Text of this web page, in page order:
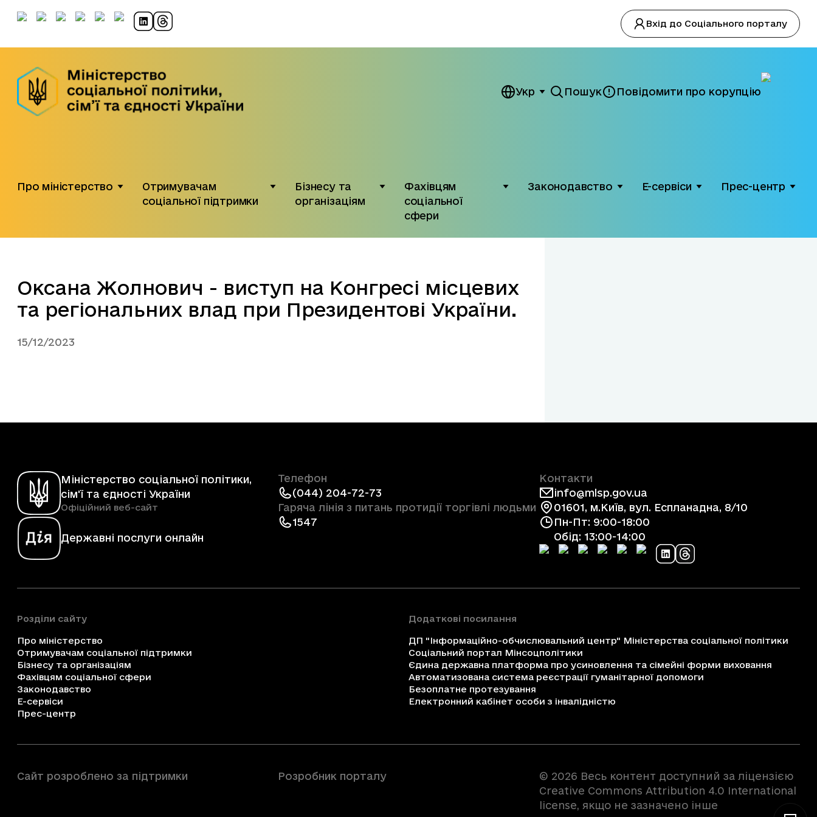
Вхід до Соціального порталу
Укр Пошук Повідомити про корупцію
Про міністерство
Отримувачам
соціальної підтримки
Бізнесу та
організаціям
Фахівцям
соціальної
сфери
Законодавство Е-сервіси Прес-центр
Оксана Жолнович - виступ на Конгресі місцевих
та регіональних влад при Президентові України.
15/12/2023
Міністерство соціальної політики,
сім'ї та єдності України
Офіційний веб-сайт
Державні послуги онлайн
Телефон
(044) 204-72-73
Гаряча лінія з питань протидії торгівлі людьми
1547
Контакти
info@mlsp.gov.ua
01601, м.Київ, вул. Еспланадна, 8/10
Пн-Пт: 9:00-18:00
Обід: 13:00-14:00
Розділи сайту
Про міністерство
Отримувачам соціальної підтримки
Бізнесу та організаціям
Фахівцям соціальної сфери
Законодавство
Е-сервіси
Прес-центр
Додаткові посилання
ДП "Інформаційно-обчислювальний центр" Міністерства соціальної політики
Соціальний портал Мінсоцполітики
Єдина державна платформа про усиновлення та сімейні форми виховання
Автоматизована система реєстрації гуманітарної допомоги
Безоплатне протезування
Електронний кабінет особи з інвалідністю
Сайт розроблено за підтримки Розробник порталу
© 2026 Весь контент доступний за ліцензією
Creative Commons Attribution 4.0 International
license, якщо не зазначено інше